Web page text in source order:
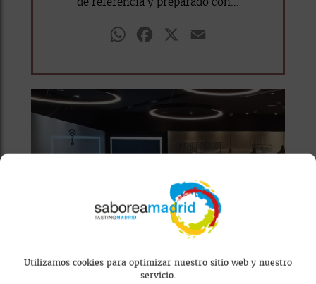
Utilizamos cookies para optimizar nuestro sitio web y nuestro
servicio.
WhatsAppFacebook